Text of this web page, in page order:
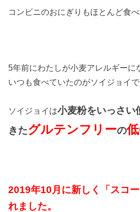
コンビニのおにぎりもほとんど食べ
5年前にわたしが小麦アレルギーに
いつも食べていたのがソイジョイで
ソイジョイは小麦粉をいっさい
きたグルテンフリーの
2019年10月に新しく「スコ
れました。